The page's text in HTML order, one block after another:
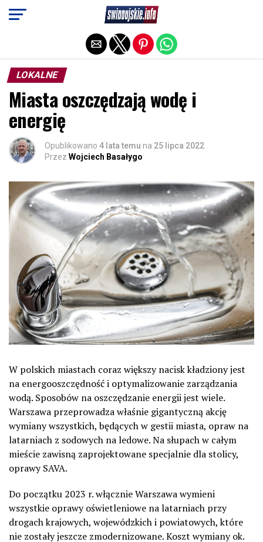
LOKALNE
Miasta oszczędzają wodę i
energię
Opublikowano 4 lata temu na 25 lipca 2022
Przez Wojciech Basałygo
W polskich miastach coraz większy nacisk kładziony jest
na energooszczędność i optymalizowanie zarządzania
wodą. Sposobów na oszczędzanie energii jest wiele.
Warszawa przeprowadza właśnie gigantyczną akcję
wymiany wszystkich, będących w gestii miasta, opraw na
latarniach z sodowych na ledowe. Na słupach w całym
mieście zawisną zaprojektowane specjalnie dla stolicy,
oprawy SAVA.
Do początku 2023 r. włącznie Warszawa wymieni
wszystkie oprawy oświetleniowe na latarniach przy
drogach krajowych, wojewódzkich i powiatowych, które
nie zostały jeszcze zmodernizowane. Koszt wymiany ok.
Exit mobile version